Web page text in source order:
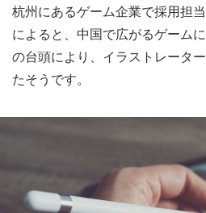
杭州にあるゲーム企業で採用担
によると、中国で広がるゲーム
の台頭により、イラストレータ
たそうです。